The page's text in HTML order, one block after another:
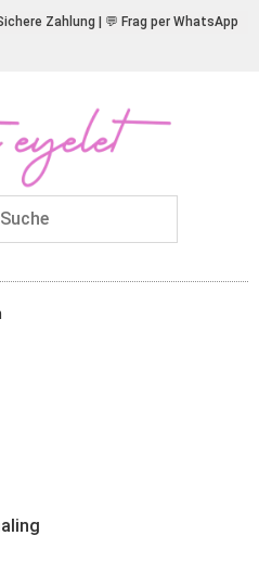
Zahlung | 💬 Frag per WhatsApp